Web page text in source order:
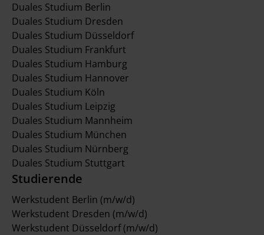
Duales Studium Berlin
Duales Studium Dresden
Duales Studium Düsseldorf
Duales Studium Frankfurt
Duales Studium Hamburg
Duales Studium Hannover
Duales Studium Köln
Duales Studium Leipzig
Duales Studium Mannheim
Duales Studium München
Duales Studium Nürnberg
Duales Studium Stuttgart
Studierende
Werkstudent Berlin (m/w/d)
Werkstudent Dresden (m/w/d)
Werkstudent Düsseldorf (m/w/d)